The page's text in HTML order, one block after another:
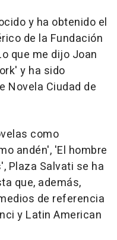
y ha obtenido el
de la Fundación
que me dijo Joan
y ha sido
Novela Ciudad de
como
andén', 'El hombre
Plaza Salvati se ha
que, además,
de referencia
y Latin American